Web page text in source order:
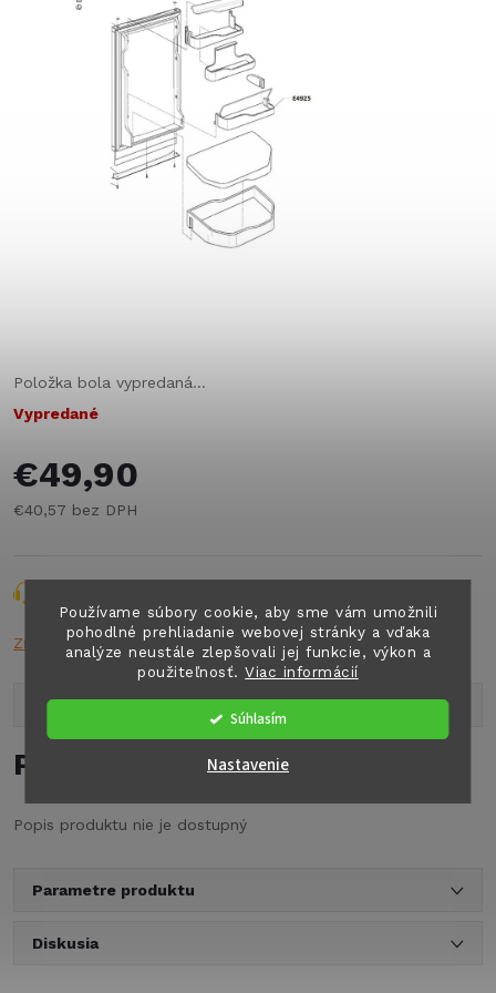
Používame súbory cookie, aby sme vám umožnili
pohodlné prehliadanie webovej stránky a vďaka
analýze neustále zlepšovali jej funkcie, výkon a
použiteľnosť.Viac informácií
Súhlasím
Nastavenie
Položka bola vypredaná…
Vypredané
€49,90
€40,57 bez DPH
Značka: n.a.
Popis produktu
Podrobný popis
Popis produktu nie je dostupný
Parametre produktu
Diskusia